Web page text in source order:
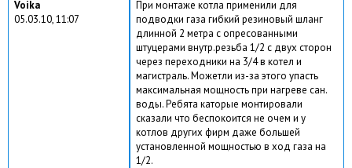
Voika
05.03.10, 11:07
При монтаже котла применили для
подводки газа гибкий резиновый шланг
длинной 2 метра с опресованными
штуцерами внутр.резьба 1/2 с двух сторон
через переходники на 3/4 в котел и
магистраль. Можетли из-за этого упасть
максимальная мощность при нагреве сан.
воды. Ребята каторые монтировали
сказали что беспокоится не очем и у
котлов других фирм даже большей
установленной мощностью в ход газа на
1/2.